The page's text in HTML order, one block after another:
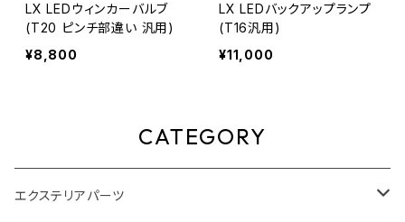
LX LEDウィンカーバルブ
(T20 ピンチ部違い 汎用)
¥8,800
LX LEDバックアップランプ
(T16汎用)
¥11,000
CATEGORY
エクステリアパーツ